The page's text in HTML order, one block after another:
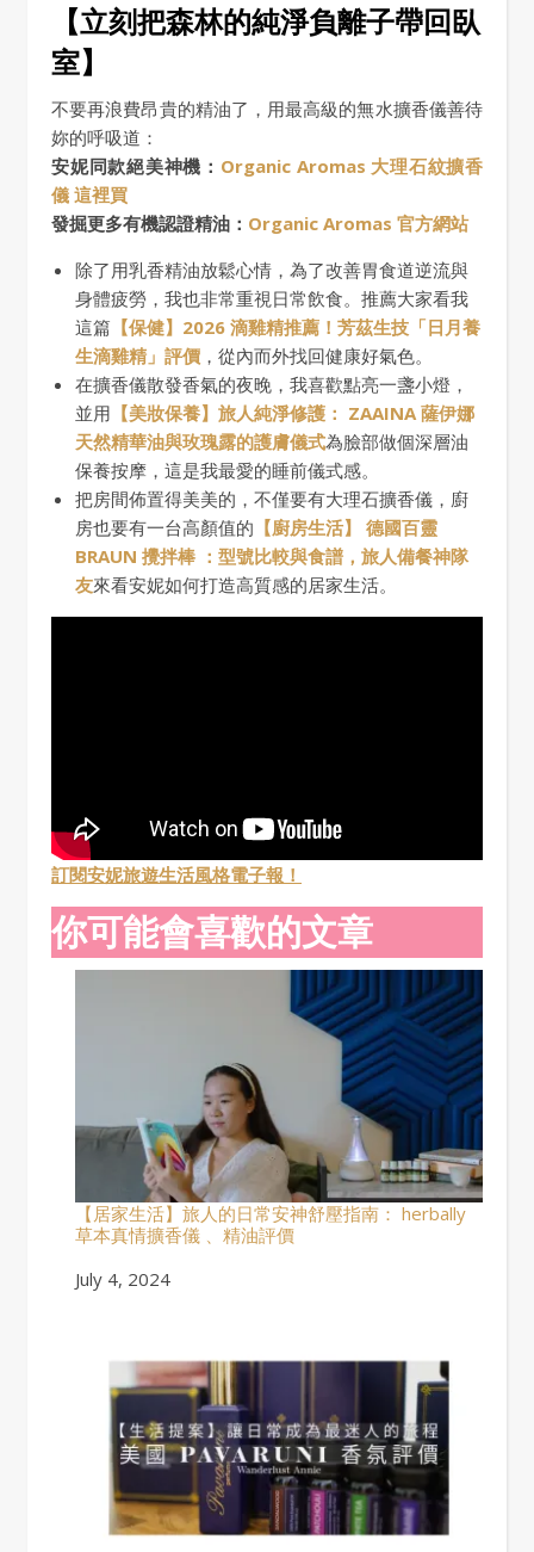
【立刻把森林的純淨負離子帶回臥
室】
不要再浪費昂貴的精油了，用最高級的無水擴香儀善待
妳的呼吸道：
安妮同款絕美神機： Organic Aromas 大理石紋擴香
儀 這裡買
發掘更多有機認證精油： Organic Aromas 官方網站
除了用乳香精油放鬆心情，為了改善胃食道逆流與
身體疲勞，我也非常重視日常飲食。推薦大家看我
這篇 【保健】2026 滴雞精推薦！芳茲生技「日月養
生滴雞精」評價 ，從內而外找回健康好氣色。
在擴香儀散發香氣的夜晚，我喜歡點亮一盞小燈，
並用 【美妝保養】旅人純淨修護： ZAAINA 薩伊娜
天然精華油與玫瑰露的護膚儀式為臉部做個深層油
保養按摩，這是我最愛的睡前儀式感。
把房間佈置得美美的，不僅要有大理石擴香儀，廚
房也要有一台高顏值的 【廚房生活】 德國百靈
BRAUN 攪拌棒 ：型號比較與食譜，旅人備餐神隊
友來看安妮如何打造高質感的居家生活。
訂閱安妮旅遊生活風格電子報！
你可能會喜歡的文章
【居家生活】旅人的日常安神舒壓指南： herbally
草本真情擴香儀 、精油評價
Date
July 4, 2024